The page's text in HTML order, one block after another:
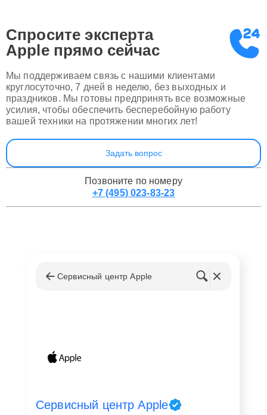
Спросите эксперта
Apple прямо сейчас
Мы поддерживаем связь с нашими клиентами
круглосуточно, 7 дней в неделю, без выходных и
праздников. Мы готовы предпринять все возможные
усилия, чтобы обеспечить бесперебойную работу
вашей техники на протяжении многих лет!
Задать вопрос
Позвоните по номеру
+7 (495) 023-83-23
Сервисный центр Apple
Сервисный центр Apple